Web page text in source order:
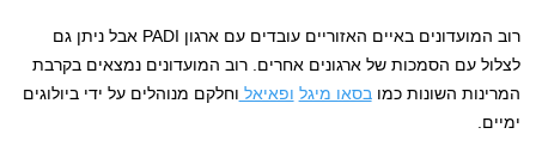
רוב המועדונים באיים האזוריים עובדים עם ארגון PADI אבל ניתן גם
לצלול עם הסמכות של ארגונים אחרים. רוב המועדונים נמצאים בקרבת
המרינות השונות כמובסאו מיגל ופאיאל וחלקם מנוהלים על ידי ביולוגים
ימיים.